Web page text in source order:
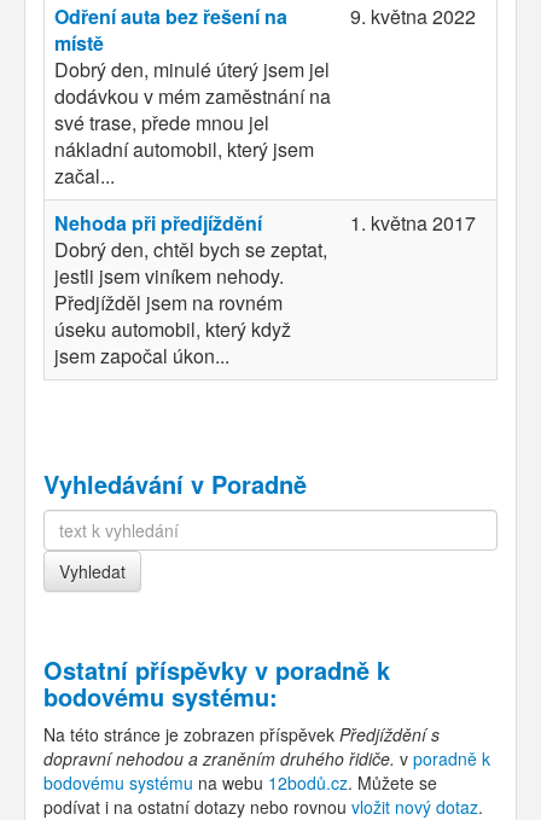
Odření auta bez řešení na
místě
Dobrý den, minulé úterý jsem jel
dodávkou v mém zaměstnání na
své trase, přede mnou jel
nákladní automobil, který jsem
začal...
9. května 2022
Nehoda při předjíždění
Dobrý den, chtěl bych se zeptat,
jestli jsem viníkem nehody.
Předjížděl jsem na rovném
úseku automobil, který když
jsem započal úkon...
1. května 2017
Vyhledávání v Poradně
Ostatní příspěvky v poradně k
bodovému systému:
Na této stránce je zobrazen příspěvek Předjíždění s
dopravní nehodou a zraněním druhého řidiče. v poradně k
bodovému systému na webu 12bodů.cz. Můžete se
podívat i na ostatní dotazy nebo rovnou vložit nový dotaz.